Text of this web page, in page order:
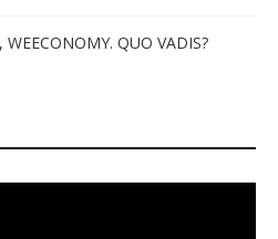
QUO VADIS?